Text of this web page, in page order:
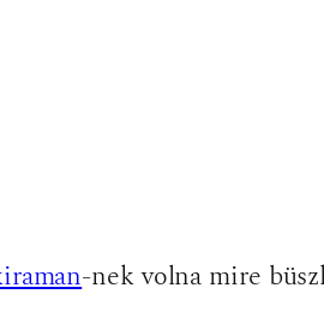
-nek volna mire